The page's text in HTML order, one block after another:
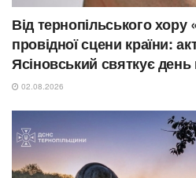
Від тернопільського хору
провідної сцени країни:
Ясіновський святкує
02.08.2026